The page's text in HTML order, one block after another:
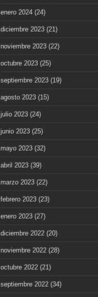
enero 2024(24)
diciembre 2023(21)
noviembre 2023(22)
octubre 2023(25)
septiembre 2023(19)
agosto 2023(15)
julio 2023(24)
junio 2023(25)
mayo 2023(32)
abril 2023(39)
marzo 2023(22)
febrero 2023(23)
enero 2023(27)
diciembre 2022 (20)
noviembre 2022 (28)
octubre 2022 (21)
septiembre 2022 (34)